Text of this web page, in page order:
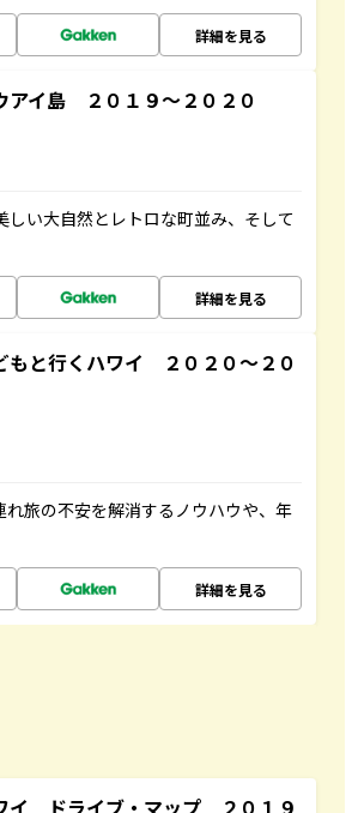
詳細を見る
イ島 ２０１９～２０２０
い大自然とレトロな町並み、そして
詳細を見る
と行くハワイ ２０２０～２０
旅の不安を解消するノウハウや、年
詳細を見る
ドライブ・マップ ２０１９